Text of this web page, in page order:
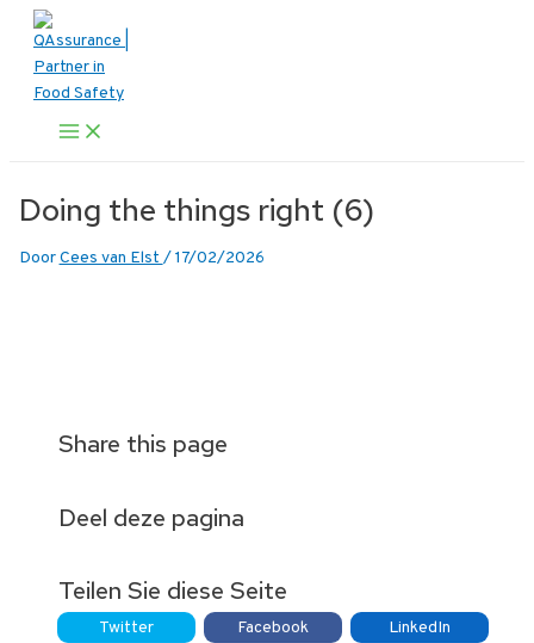
naar
inhoud
Main
Doing the things right (6)
DoorCees van Elst /17/02/2026
Share this page
Deel deze pagina
Teilen Sie diese Seite
Twitter Facebook
LinkedIn